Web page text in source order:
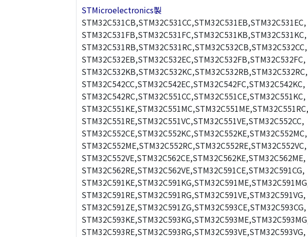
STMicroelectronics製
STM32C531CB,STM32C531CC,STM32C531EB,STM32C531EC,
STM32C531FB,STM32C531FC,STM32C531KB,STM32C531KC,
STM32C531RB,STM32C531RC,STM32C532CB,STM32C532CC,
STM32C532EB,STM32C532EC,STM32C532FB,STM32C532FC,
STM32C532KB,STM32C532KC,STM32C532RB,STM32C532RC,
STM32C542CC,STM32C542EC,STM32C542FC,STM32C542KC,
STM32C542RC,STM32C551CC,STM32C551CE,STM32C551KC,
STM32C551KE,STM32C551MC,STM32C551ME,STM32C551RC,
STM32C551RE,STM32C551VC,STM32C551VE,STM32C552CC,
STM32C552CE,STM32C552KC,STM32C552KE,STM32C552MC,
STM32C552ME,STM32C552RC,STM32C552RE,STM32C552VC,
STM32C552VE,STM32C562CE,STM32C562KE,STM32C562ME,
STM32C562RE,STM32C562VE,STM32C591CE,STM32C591CG,
STM32C591RE,STM32C591RG,STM32C591VE,STM32C591VG,
STM32C591ZE,STM32C591ZG,STM32C593CE,STM32C593CG,
STM32C593RE,STM32C593RG,STM32C593VE,STM32C593VG,